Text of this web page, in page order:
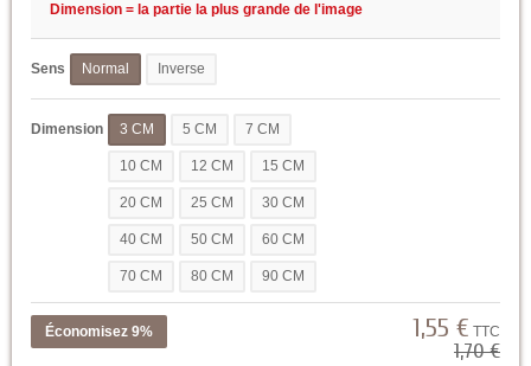
Dimension = la partie la plus grande de l'image
Sens Normal Inverse
Dimension 3 CM 5 CM 7 CM
10 CM 12 CM 15 CM
20 CM 25 CM 30 CM
40 CM 50 CM 60 CM
70 CM 80 CM 90 CM
Économisez 9% 1,55 € TTC
1,70 €